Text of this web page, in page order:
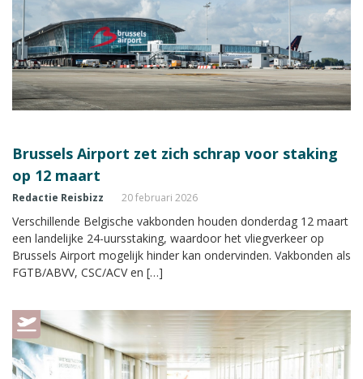
Brussels Airport zet zich schrap voor staking
op 12 maart
Redactie Reisbizz 20 februari 2026
Verschillende Belgische vakbonden houden donderdag 12 maart
een landelijke 24-uursstaking, waardoor het vliegverkeer op
Brussels Airport mogelijk hinder kan ondervinden. Vakbonden als
FGTB/ABVV, CSC/ACV en […]